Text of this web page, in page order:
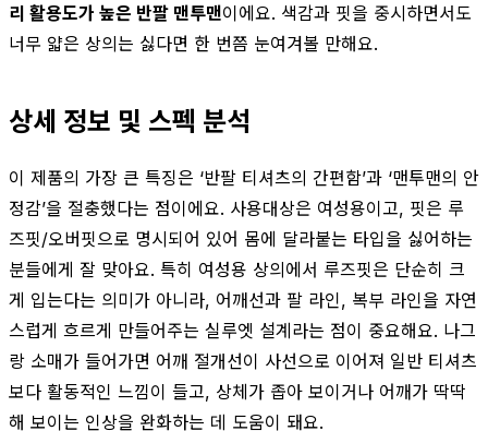
리 활용도가 높은 반팔 맨투맨이에요. 색감과 핏을 중시하면서도
너무 얇은 상의는 싫다면 한 번쯤 눈여겨볼 만해요.
상세 정보 및 스펙 분석
이 제품의 가장 큰 특징은 ‘반팔 티셔츠의 간편함’과 ‘맨투맨의 안
정감’을 절충했다는 점이에요. 사용대상은 여성용이고, 핏은 루
즈핏/오버핏으로 명시되어 있어 몸에 달라붙는 타입을 싫어하는
분들에게 잘 맞아요. 특히 여성용 상의에서 루즈핏은 단순히 크
게 입는다는 의미가 아니라, 어깨선과 팔 라인, 복부 라인을 자연
스럽게 흐르게 만들어주는 실루엣 설계라는 점이 중요해요. 나그
랑 소매가 들어가면 어깨 절개선이 사선으로 이어져 일반 티셔츠
보다 활동적인 느낌이 들고, 상체가 좁아 보이거나 어깨가 딱딱
해 보이는 인상을 완화하는 데 도움이 돼요.